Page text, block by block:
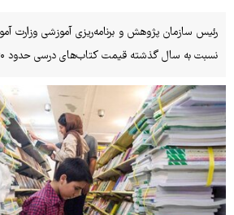
رئیس سازمان پژوهش و برنامه‌ریزی آموزشی
نسبت به سال گذشته قیمت کتاب‌های درسی حدود ۶۰ درصد رشد داشته است.